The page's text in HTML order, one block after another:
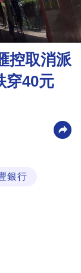
控取消派
穿40元
銀行